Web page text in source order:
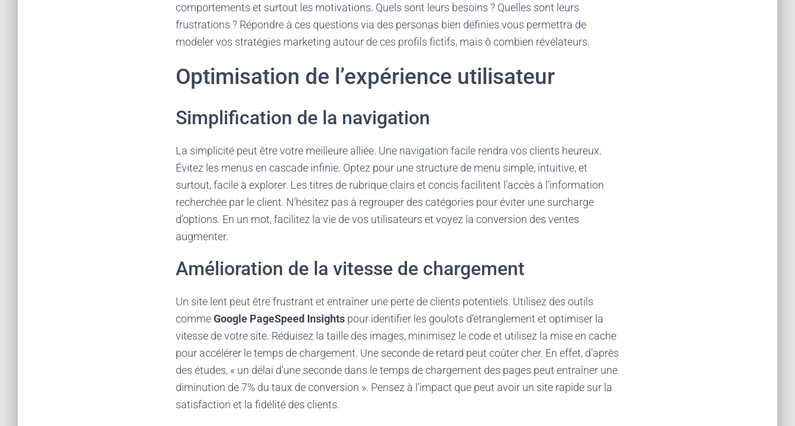
comportements et surtout les motivations. Quels sont leurs besoins ? Quelles sont leurs
frustrations ? Répondre à ces questions via des personas bien définies vous permettra de
modeler vos stratégies marketing autour de ces profils fictifs, mais ô combien révélateurs.
Optimisation de l’expérience utilisateur
Simplification de la navigation
La simplicité peut être votre meilleure alliée. Une navigation facile rendra vos clients heureux.
Évitez les menus en cascade infinie. Optez pour une structure de menu simple, intuitive, et
surtout, facile à explorer. Les titres de rubrique clairs et concis facilitent l’accès à l’information
recherchée par le client. N’hésitez pas à regrouper des catégories pour éviter une surcharge
d’options. En un mot, facilitez la vie de vos utilisateurs et voyez la conversion des ventes
augmenter.
Amélioration de la vitesse de chargement
Un site lent peut être frustrant et entraîner une perte de clients potentiels. Utilisez des outils
commeGoogle PageSpeed Insights pour identifier les goulots d’étranglement et optimiser la
vitesse de votre site. Réduisez la taille des images, minimisez le code et utilisez la mise en cache
pour accélérer le temps de chargement. Une seconde de retard peut coûter cher. En effet, d’après
des études, « un délai d’une seconde dans le temps de chargement des pages peut entraîner une
diminution de 7% du taux de conversion ». Pensez à l’impact que peut avoir un site rapide sur la
satisfaction et la fidélité des clients.